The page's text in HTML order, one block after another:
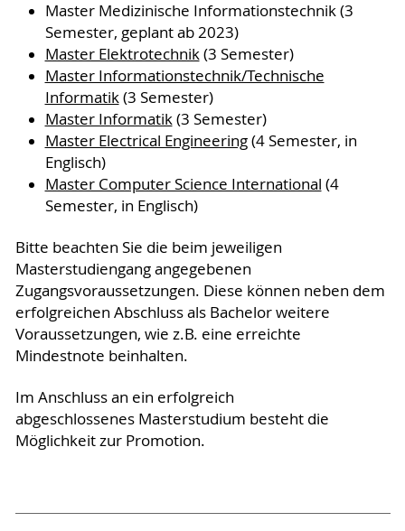
Master Medizinische Informationstechnik (3
Semester, geplant ab 2023)
Master Elektrotechnik(3 Semester)
Master Informationstechnik/Technische
Informatik(3 Semester)
Master Informatik(3 Semester)
Master Electrical Engineering(4 Semester, in
Englisch)
Master Computer Science International (4
Semester, in Englisch)
Bitte beachten Sie die beim jeweiligen
Masterstudiengang angegebenen
Zugangsvoraussetzungen. Diese können neben dem
erfolgreichen Abschluss als Bachelor weitere
Voraussetzungen, wie z.B. eine erreichte
Mindestnote beinhalten.
Im Anschluss an ein erfolgreich
abgeschlossenes Masterstudium besteht die
Möglichkeit zur Promotion.